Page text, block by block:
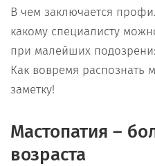
В чем заключается
какому специалисту
при малейших
Как вовремя распознать
заметку!
Мастопатия –
возраста